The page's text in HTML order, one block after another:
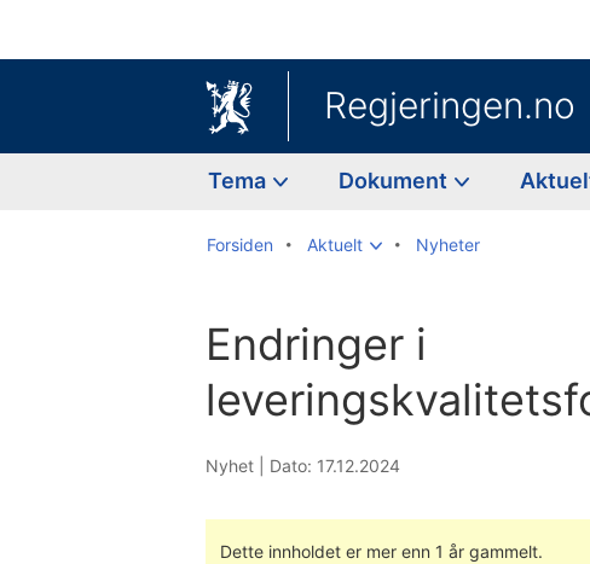
Regjeringen.no
Tema Dokument
Forsiden Aktuelt Nyheter
Endringer i
Nyhet | Dato: 17.12.2024
Dette innholdet er mer enn 1 år gammelt.